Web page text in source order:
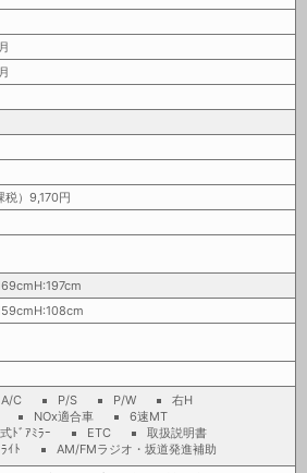
税）9,170円
A/C P/S P/W
右H
NOx適合車
6速MT
ﾄﾞｱﾐﾗｰ
ETC
取扱説明書
ｲﾄ
AM/FMラジオ・坂道発進補助